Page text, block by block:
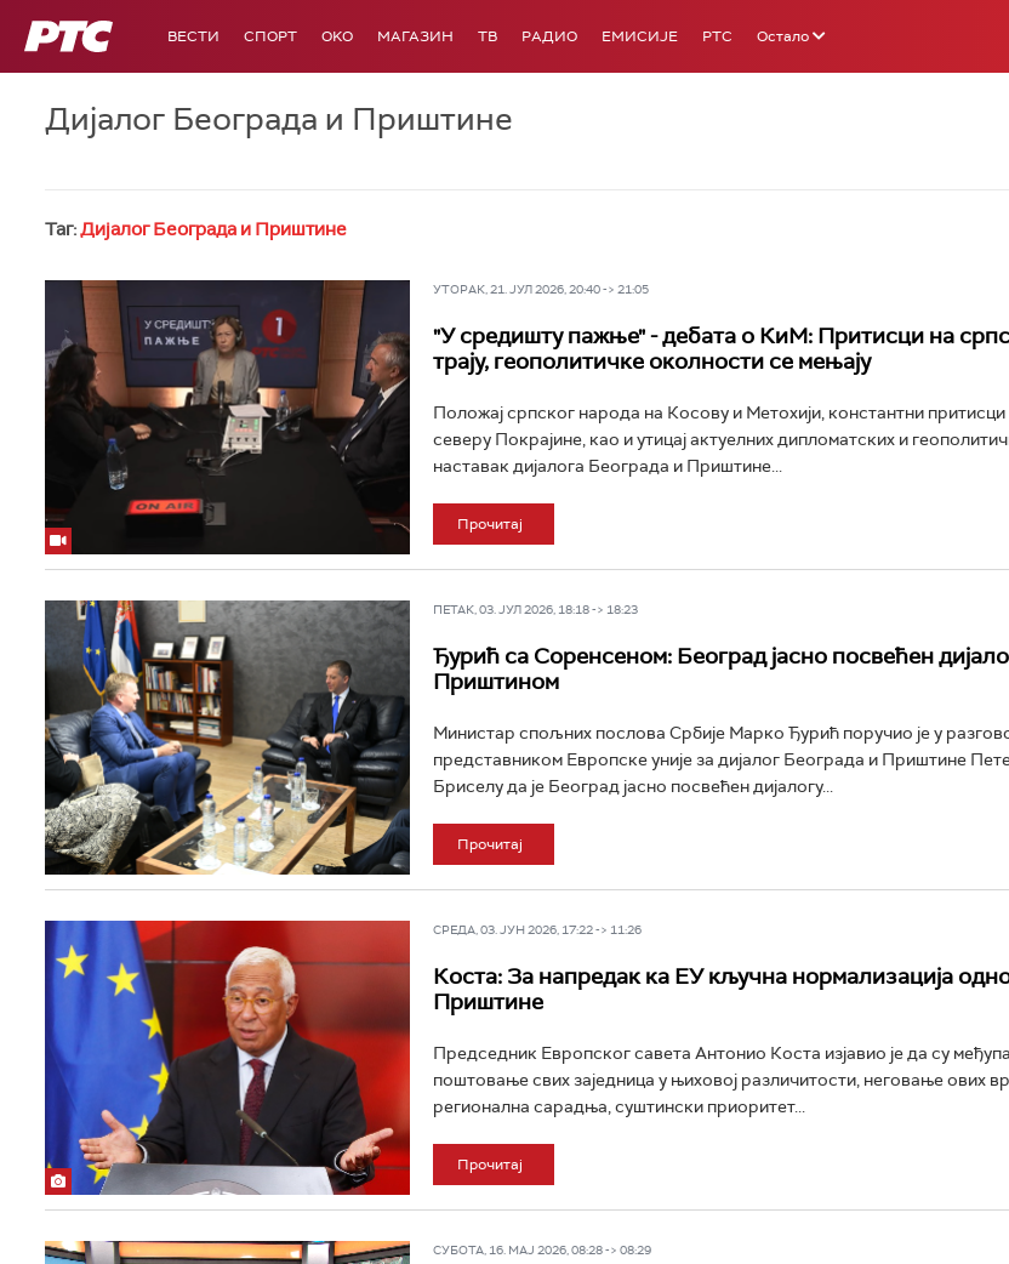
РТС ВЕСТИ СПОРТ OKO МАГАЗИН ТВ РАДИО ЕМИСИЈЕ РТС Остало
Дијалог Београда и Приштине
Таг:Дијалог Београда и Приштине
УТОРАК, 21. ЈУЛ 2026, 20:40 -> 21:05
"У средишту пажње" - дебата о КиМ: Притисци на
трају, геополитичке околности се мењају
Положај српског народа на Косову и Метохији, константни
северу Покрајине, као и утицај актуелних дипломатских и
наставак дијалога Београда и Приштине...
Прочитај
ПЕТАК, 03. ЈУЛ 2026, 18:18 -> 18:23
Ђурић са Соренсеном: Београд јасно посвећен
Приштином
Министар спољних послова Србије Марко Ђурић поручио је у
представником Европске уније за дијалог Београда и Приштине
Бриселу да је Београд јасно посвећен дијалогу...
Прочитај
СРЕДА, 03. ЈУН 2026, 17:22 -> 11:26
Коста: За напредак ка ЕУ кључна нормализација
Приштине
Председник Европског савета Антонио Коста изјавио је да су
поштовање свих заједница у њиховој различитости, неговање ових
регионална сарадња, суштински приоритет...
Прочитај
СУБОТА, 16. МАЈ 2026, 08:28 -> 08:29